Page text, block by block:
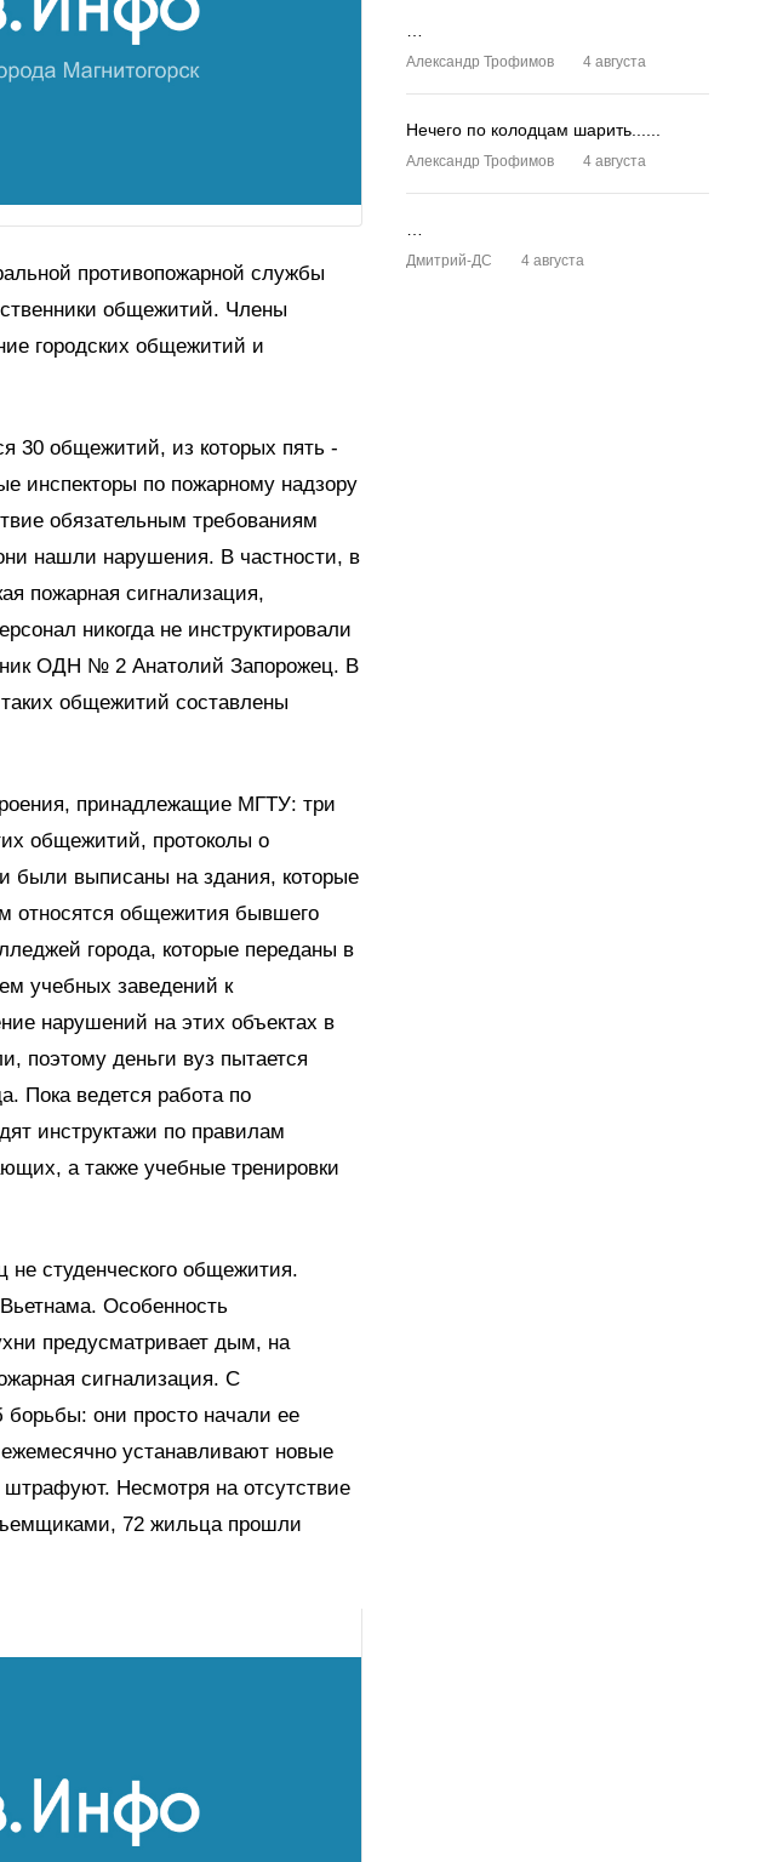
противопожарной службы
общежитий. Члены
городских общежитий и
30 общежитий, из которых пять -
инспекторы по пожарному надзору
обязательным требованиям
нашли нарушения. В частности, в
пожарная сигнализация,
никогда не инструктировали
ОДН № 2 Анатолий Запорожец. В
общежитий составлены
принадлежащие МГТУ: три
общежитий, протоколы о
были выписаны на здания, которые
относятся общежития бывшего
города, которые переданы в
учебных заведений к
нарушений на этих объектах в
поэтому деньги вуз пытается
Пока ведется работа по
инструктажи по правилам
а также учебные тренировки
студенческого общежития.
Особенность
предусматривает дым, на
сигнализация. С
они просто начали ее
устанавливают новые
Несмотря на отсутствие
72 жильца прошли
Александр Трофимов 4 августа
Нечего по колодцам шарить......
Александр Трофимов 4 августа
Дмитрий-ДС 4 августа